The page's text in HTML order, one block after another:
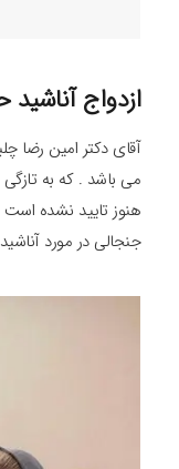
ازدواج
آقای دکتر امین رضا
می باشد . که به تازگی
هنوز تایید نشده
جنجالی در مورد